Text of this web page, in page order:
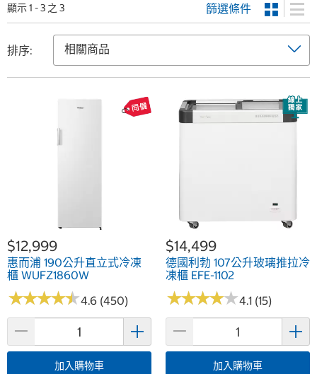
顯示 1 - 3 之 3 篩選條件
排序:
$12,999
惠而浦 190公升直立式冷凍
櫃 WUFZ1860W
★★★★★
★★★★★4.6 (450)
加入購物車
$14,499
德國利勃 107公升玻璃推拉冷
凍櫃 EFE-1102
★★★★★
★★★★★4.1 (15)
加入購物車